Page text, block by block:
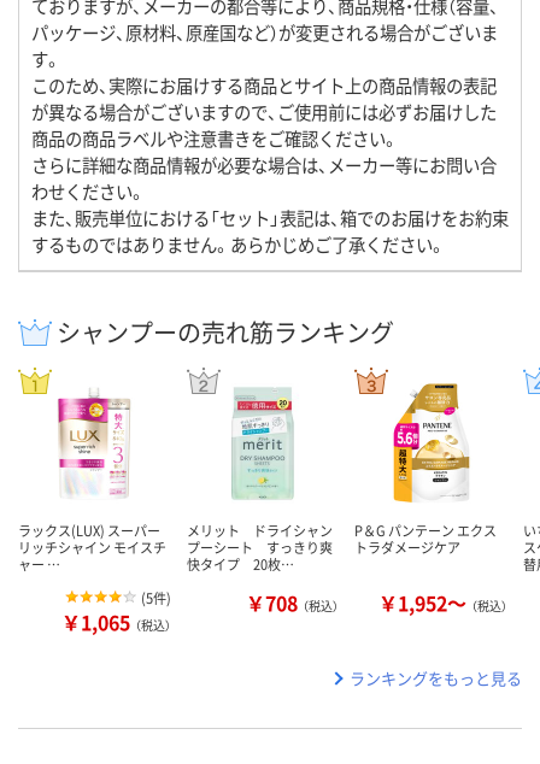
ておりますが、メーカーの都合等により、商品規格・仕様（容量、
パッケージ、原材料、原産国など）が変更される場合がございま
す。
このため、実際にお届けする商品とサイト上の商品情報の表記
が異なる場合がございますので、ご使用前には必ずお届けした
商品の商品ラベルや注意書きをご確認ください。
さらに詳細な商品情報が必要な場合は、メーカー等にお問い合
わせください。
また、販売単位における「セット」表記は、箱でのお届けをお約束
するものではありません。あらかじめご了承ください。
シャンプーの売れ筋ランキング
ラックス(LUX) スーパー
リッチシャイン モイスチ
ャー …
(5件)
￥1,065 （税込）
メリット ドライシャン
プーシート すっきり爽
快タイプ 20枚…
￥708 （税込）
P＆G パンテーン エクス
トラダメージケア
￥1,952～ （税込）
ランキングをもっと見る